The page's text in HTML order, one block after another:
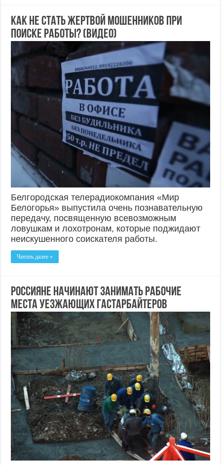
Как не стать жертвой мошенников при
поиске работы? (ВИДЕО)
Белгородская телерадиокомпания «Мир
Белогорья» выпустила очень познавательную
передачу, посвященную всевозможным
ловушкам и лохотронам, которые поджидают
неискушенного соискателя работы.
Читать далее »
Россияне начинают занимать рабочие
места уезжающих гастарбайтеров